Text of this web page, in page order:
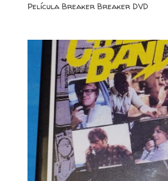
Película Breaker Breaker DVD